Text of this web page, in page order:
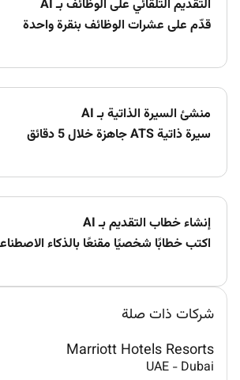
التقديم التلقائي على الوظائف بـ AI
قدّم على عشرات الوظائف بنقرة واحدة
منشئ السيرة الذاتية بـ AI
سيرة ذاتية ATS جاهزة خلال 5 دقائق
إنشاء خطاب التقديم بـ AI
اكتب خطابًا شخصيًا مقنعًا بالذكاء
شركات ذات صلة
Marriott Hotels Resorts
UAE - Dubai